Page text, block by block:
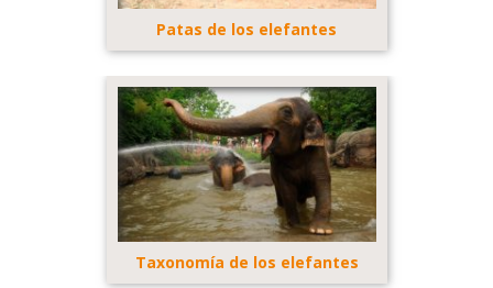
Patas de los elefantes
Taxonomía de los elefantes